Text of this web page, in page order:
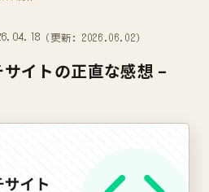
（更新: 2026.06.02）
イトの正直な感想 –